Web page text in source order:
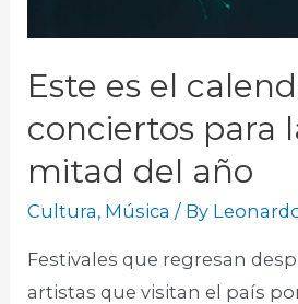
Este es el
conciertos para
mitad del año
Cultura, Música / By
Festivales que regresan
artistas que visitan el país